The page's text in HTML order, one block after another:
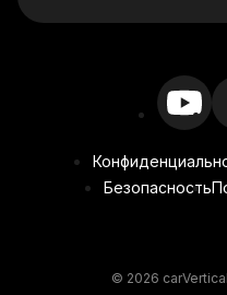
Безопасность
© 2026